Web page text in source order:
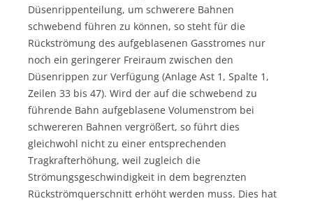
Düsenrippenteilung, um schwerere Bahnen
schwebend führen zu können, so steht für die
Rückströmung des aufgeblasenen Gasstromes nur
noch ein geringerer Freiraum zwischen den
Düsenrippen zur Verfügung (Anlage Ast 1, Spalte 1,
Zeilen 33 bis 47). Wird der auf die schwebend zu
führende Bahn aufgeblasene Volumenstrom bei
schwereren Bahnen vergrößert, so führt dies
gleichwohl nicht zu einer entsprechenden
Tragkrafterhöhung, weil zugleich die
Strömungsgeschwindigkeit in dem begrenzten
Rückströmquerschnitt erhöht werden muss. Dies hat